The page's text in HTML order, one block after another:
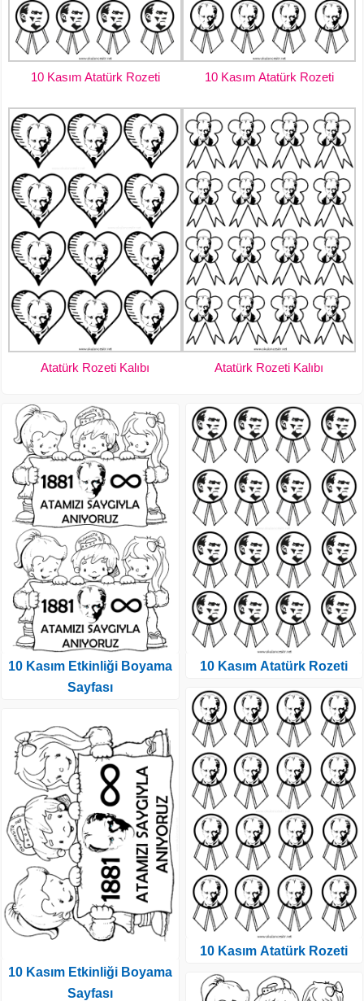
10 Kasım Atatürk Rozeti 10 Kasım Atatürk Rozeti
Atatürk Rozeti Kalıbı Atatürk Rozeti Kalıbı
10 Kasım Etkinliği Boyama
Sayfası
10 Kasım Etkinliği Boyama
Sayfası
10 Kasım Atatürk Rozeti
10 Kasım Atatürk Rozeti